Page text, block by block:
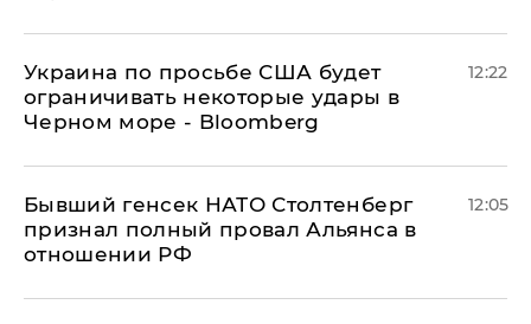
Украина по просьбе США будет
ограничивать некоторые удары в
Черном море - Bloomberg
12:22
Бывший генсек НАТО Столтенберг
признал полный провал Альянса в
отношении РФ
12:05